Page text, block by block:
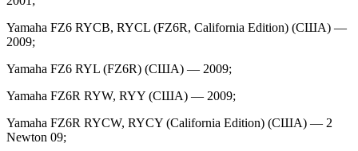
Yamaha FZ6 RYCB, RYCL (FZ6R, California Edition) (США) —
2009;
Yamaha FZ6 RYL (FZ6R) (США) — 2009;
Yamaha FZ6R RYW, RYY (США) — 2009;
Yamaha FZ6R RYCW, RYCY (California Edition) (США) — 2
Newton 09;